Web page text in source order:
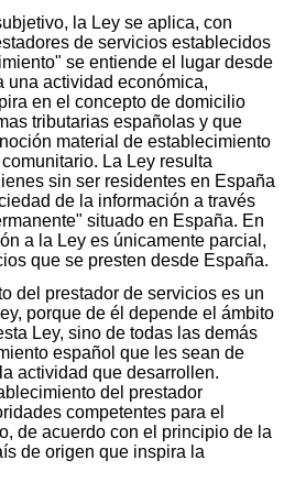
la Ley se aplica, con
de servicios establecidos
se entiende el lugar desde
una actividad económica,
en el concepto de domicilio
tributarias españolas y que
material de establecimiento
La Ley resulta
sin ser residentes en España
de la información a través
situado en España. En
a la Ley es únicamente parcial,
que se presten desde España.
del prestador de servicios es un
porque de él depende el ámbito
Ley, sino de todas las demás
español que les sean de
actividad que desarrollen.
del prestador
competentes para el
de acuerdo con el principio de la
de origen que inspira la